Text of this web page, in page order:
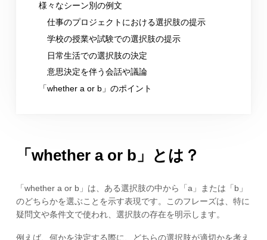
様々なシーン別の例文
仕事のプロジェクトにおける選択肢の提示
学校の授業や試験での選択肢の提示
日常生活での選択肢の決定
意思決定を伴う会話や議論
「whether a or b」のポイント
「whether a or b」とは？
「whether a or b」は、ある選択肢の中から「a」または「b」
のどちらかを選ぶことを示す表現です。このフレーズは、特に
疑問文や条件文で使われ、選択肢の存在を明示します。
例えば、何かを決定する際に、どちらの選択肢が適切かを考え